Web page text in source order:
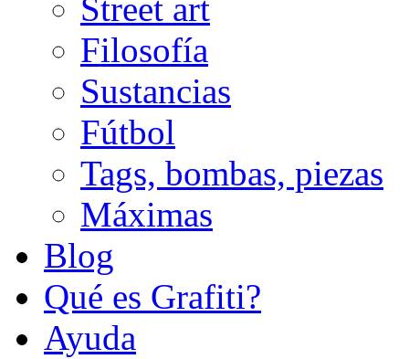
Street art
Filosofía
Sustancias
Fútbol
Tags, bombas, piezas
Máximas
Blog
Qué es Grafiti?
Ayuda